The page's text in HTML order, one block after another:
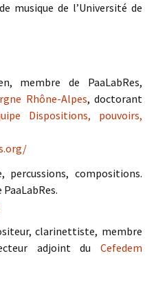
musique de l’Université de
membre de PaaLabRes,
Rhône-Alpes, doctorant
Dispositions, pouvoirs,
percussions, compositions.
clarinettiste, membre
adjoint du Cefedem